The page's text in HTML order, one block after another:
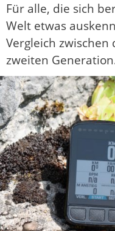
Für alle, die sich
Welt etwas
Vergleich zwischen
zweiten